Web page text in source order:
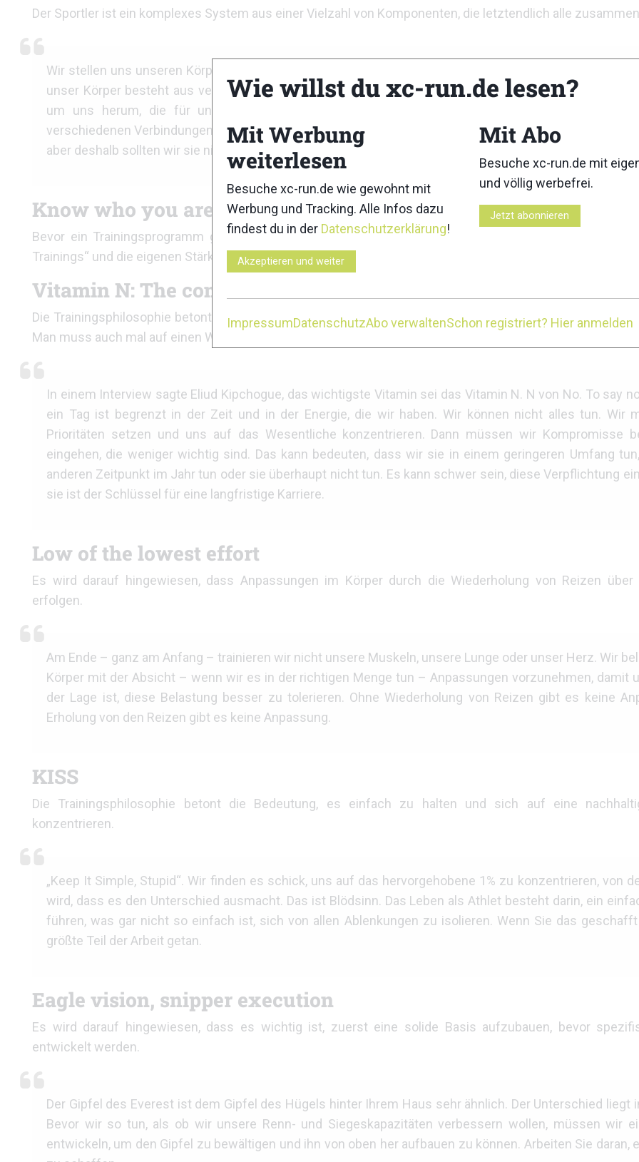
Der Sportler ist ein komplexes System aus einer Vielzahl von Komponenten, die letztendlich alle
Wir stellen uns unseren Körper als eine Maschine vor, deren Teile einzeln für einen bestimmten Zweck
unser Körper besteht aus verschiedenen Organismen, wir haben Millionen von lebenden Organismen
um uns herum, die für unser Leben und unsere Funktionen notwendig sind, und mehrere
verschiedenen Verbindungen arbeiten. Bei einigen wissen wir mehr darüber, wie sie funktionieren, bei
aber deshalb sollten wir sie nicht ignorieren.
Know who you are and what are you doing
Bevor ein Trainingsprogramm geplant wird, sollten grundlegende Fragen beantwortet werden, wie z.B.
Trainings“ und die eigenen Stärken und Schwächen als Athlet.
Vitamin N: The commitment
Die Trainingsphilosophie betont die Bedeutung des „Nein-Sagens“ und der Priorisierung, um langfristige
Man muss auch mal auf einen Wettkampf verzichten können, um ein größeres Ziel zu erreichen.
In einem Interview sagte Eliud Kipchogue, das wichtigste Vitamin sei das Vitamin N. N von No. To say
ein Tag ist begrenzt in der Zeit und in der Energie, die wir haben. Wir können nicht alles tun. Wir
Prioritäten setzen und uns auf das Wesentliche konzentrieren. Dann müssen wir Kompromisse
eingehen, die weniger wichtig sind. Das kann bedeuten, dass wir sie in einem geringeren Umfang
anderen Zeitpunkt im Jahr tun oder sie überhaupt nicht tun. Es kann schwer sein, diese Verpflichtung
sie ist der Schlüssel für eine langfristige Karriere.
Low of the lowest effort
Es wird darauf hingewiesen, dass Anpassungen im Körper durch die Wiederholung von Reizen über
erfolgen.
Am Ende – ganz am Anfang – trainieren wir nicht unsere Muskeln, unsere Lunge oder unser Herz. Wir
Körper mit der Absicht – wenn wir es in der richtigen Menge tun – Anpassungen vorzunehmen, damit
der Lage ist, diese Belastung besser zu tolerieren. Ohne Wiederholung von Reizen gibt es keine
Erholung von den Reizen gibt es keine Anpassung.
KISS
Die Trainingsphilosophie betont die Bedeutung, es einfach zu halten und sich auf eine
konzentrieren.
„Keep It Simple, Stupid“. Wir finden es schick, uns auf das hervorgehobene 1% zu konzentrieren, von
wird, dass es den Unterschied ausmacht. Das ist Blödsinn. Das Leben als Athlet besteht darin, ein
führen, was gar nicht so einfach ist, sich von allen Ablenkungen zu isolieren. Wenn Sie das
größte Teil der Arbeit getan.
Eagle vision, snipper execution
Es wird darauf hingewiesen, dass es wichtig ist, zuerst eine solide Basis aufzubauen, bevor
entwickelt werden.
Der Gipfel des Everest ist dem Gipfel des Hügels hinter Ihrem Haus sehr ähnlich. Der Unterschied liegt
Bevor wir so tun, als ob wir unsere Renn- und Siegeskapazitäten verbessern wollen, müssen wir
entwickeln, um den Gipfel zu bewältigen und ihn von oben her aufbauen zu können. Arbeiten Sie daran,
Wie willst du xc-run.de lesen?
Mit Werbung
weiterlesen
Besuche xc-run.de wie gewohnt mit
Werbung und Tracking. Alle Infos dazu
findest du in der Datenschutzerklärung!
Akzeptieren und weiter
Mit Abo
Besuche xc-run.de mit
und völlig werbefrei.
Jetzt abonnieren
ImpressumDatenschutzAbo verwaltenSchon registriert? Hier anmelden